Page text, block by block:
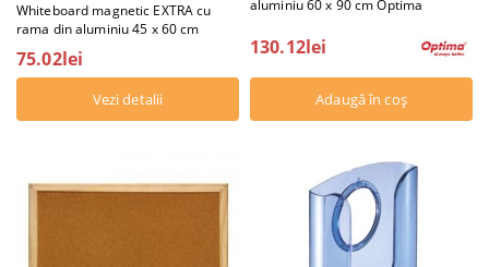
Whiteboard magnetic EXTRA cu
rama din aluminiu 45 x 60 cm
75.02lei
Vezi detalii
aluminiu 60 x 90 cm Optima
130.12lei